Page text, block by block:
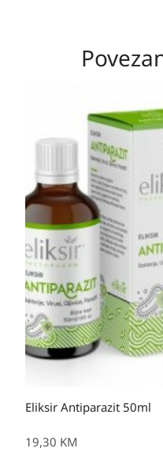
Eliksir Antiparazit 50ml
19,30 KM